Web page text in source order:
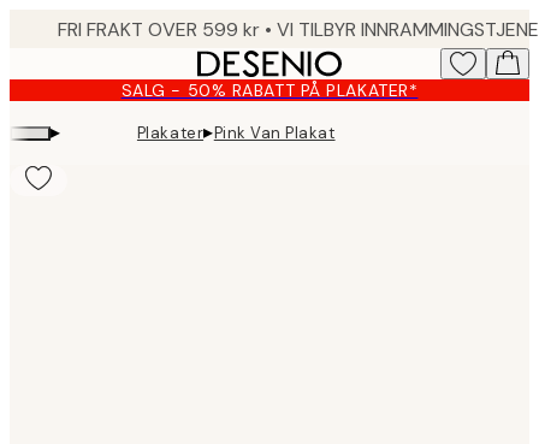
content.
SALG - 50% RABATT PÅ PLAKATER*
▸ Plakater▸Pink Van Plakat